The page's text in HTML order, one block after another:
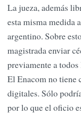
La jueza, además
esta misma medida
argentino. Sobre
magistrada enviar
previamente a
El Enacom no tiene
digitales. Sólo
por lo que el oficio